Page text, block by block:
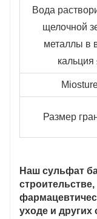
Вода
щелочной
металлы в
кальция
Размер
Наш сульфат
уходе и